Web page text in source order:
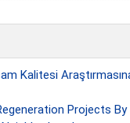
Kalitesi
Projects